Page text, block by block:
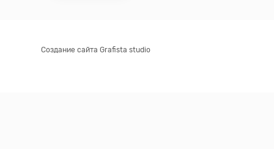
Создание сайта Grafista studio